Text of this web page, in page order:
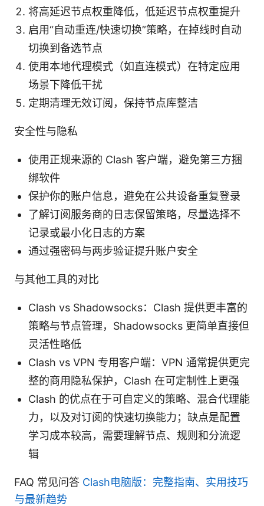
将高延迟节点权重降低，低延迟节点权重提升
启用“自动重连/快速切换”策略，在掉线时自动
切换到备选节点
使用本地代理模式（如直连模式）在特定应用
场景下降低干扰
定期清理无效订阅，保持节点库整洁
安全性与隐私
使用正规来源的 Clash 客户端，避免第三方捆
绑软件
保护你的账户信息，避免在公共设备重复登录
了解订阅服务商的日志保留策略，尽量选择不
记录或最小化日志的方案
通过强密码与两步验证提升账户安全
与其他工具的对比
Clash vs Shadowsocks：Clash 提供更丰富的
策略与节点管理，Shadowsocks 更简单直接但
灵活性略低
Clash vs VPN 专用客户端：VPN 通常提供更完
整的商用隐私保护，Clash 在可定制性上更强
Clash 的优点在于可自定义的策略、混合代理能
力，以及对订阅的快速切换能力；缺点是配置
学习成本较高，需要理解节点、规则和分流逻
辑
FAQ 常见问答 Clash电脑版：完整指南、实用技巧
与最新趋势